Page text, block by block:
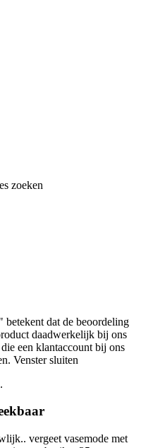
zoeken
dat de beoordeling
daadwerkelijk bij ons
een klantaccount bij ons
Venster sluiten
vergeet vasemode met